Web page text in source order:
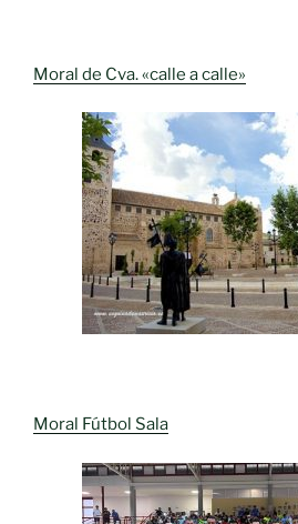
Moral de Cva. «calle a calle»
Moral Fútbol Sala